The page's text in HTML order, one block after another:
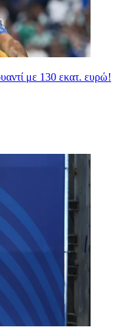
με 130 εκατ. ευρώ!